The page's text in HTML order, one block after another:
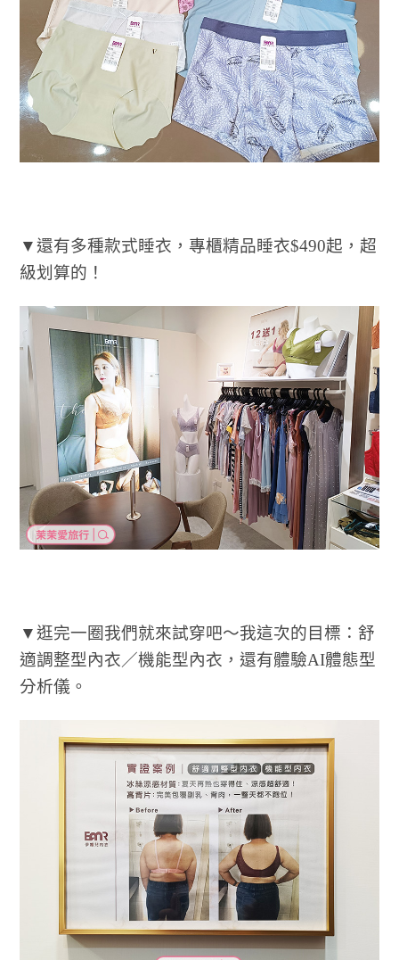
▼還有多種款式睡衣，專櫃精品睡衣$490起，超
級划算的！
▼逛完一圈我們就來試穿吧～我這次的目標：舒
適調整型內衣／機能型內衣，還有體驗AI體態型
分析儀。